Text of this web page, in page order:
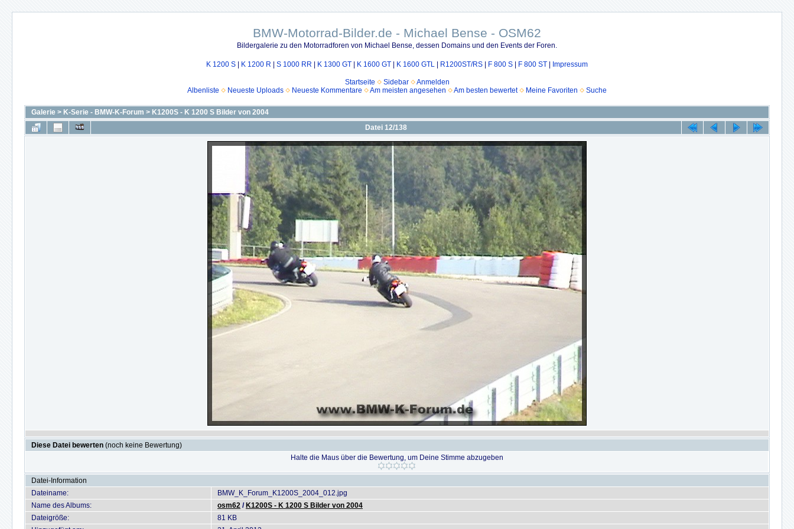
BMW-Motorrad-Bilder.de - Michael Bense - OSM62
Bildergalerie zu den Motorradforen von Michael Bense, dessen Domains und den Events der Foren.
K 1200 S K 1200 R S 1000 RR K 1300 GT K 1600 GT K 1600 GTL R1200ST/RS F 800 S F 800 ST Impressum
Startseite Sidebar
Anmelden
Albenliste
Neueste Uploads Neueste Kommentare Am meisten angesehen Am besten bewertet Meine Favoriten Suche
Galerie > K-Serie - BMW-K-Forum > K1200S - K 1200 S Bilder von 2004
Datei 12/138
Diese Datei bewerten (noch keine Bewertung)
Halte die Maus über die Bewertung, um Deine Stimme abzugeben
Datei-Information
Dateiname:
BMW_K_Forum_K1200S_2004_012.jpg
Name des Albums:
osm62 / K1200S - K 1200 S Bilder von 2004
Dateigröße:
81 KB